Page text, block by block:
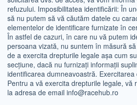
refuzului. Imposibilitatea identificării: În
să nu putem să vă căutăm datele cu
elementelor de identificare furnizate în
În astfel de cazuri, în care nu vă putem
persoana vizată, nu suntem în măsură
de a exercita drepturile legale așa cum
secțiune, dacă nu furnizați informații
identificarea dumneavoastră.
Pentru a vă exercita drepturile legale, vă
la adresa de email info@racehub.ro